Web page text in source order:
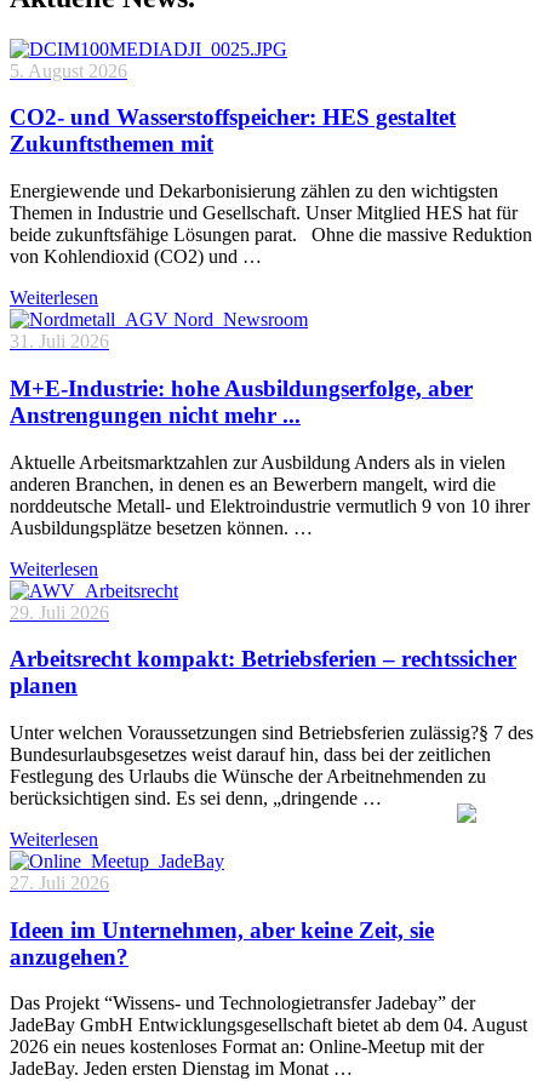
5. August 2026
CO2- und Wasserstoffspeicher: HES gestaltet
Zukunftsthemen mit
Energiewende und Dekarbonisierung zählen zu den wichtigsten
Themen in Industrie und Gesellschaft. Unser Mitglied HES hat für
beide zukunftsfähige Lösungen parat. Ohne die massive Reduktion
von Kohlendioxid (CO2) und …
Weiterlesen
31. Juli 2026
M+E-Industrie: hohe Ausbildungserfolge, aber
Anstrengungen nicht mehr ...
Aktuelle Arbeitsmarktzahlen zur Ausbildung Anders als in vielen
anderen Branchen, in denen es an Bewerbern mangelt, wird die
norddeutsche Metall- und Elektroindustrie vermutlich 9 von 10 ihrer
Ausbildungsplätze besetzen können. …
Weiterlesen
29. Juli 2026
Arbeitsrecht kompakt: Betriebsferien – rechtssicher
planen
Unter welchen Voraussetzungen sind Betriebsferien zulässig?§ 7 des
Bundesurlaubsgesetzes weist darauf hin, dass bei der zeitlichen
Festlegung des Urlaubs die Wünsche der Arbeitnehmenden zu
berücksichtigen sind. Es sei denn, „dringende …
Weiterlesen
27. Juli 2026
Ideen im Unternehmen, aber keine Zeit, sie
anzugehen?
Das Projekt “Wissens- und Technologietransfer Jadebay” der
JadeBay GmbH Entwicklungsgesellschaft bietet ab dem 04. August
2026 ein neues kostenloses Format an: Online-Meetup mit der
JadeBay. Jeden ersten Dienstag im Monat …